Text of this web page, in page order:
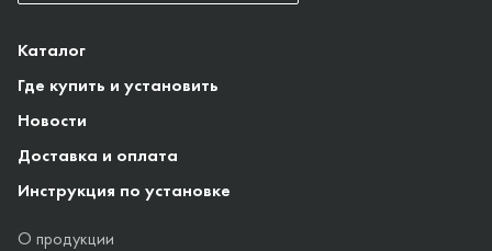
Каталог
Где купить и установить
Новости
Доставка и оплата
Инструкция по установке
О продукции